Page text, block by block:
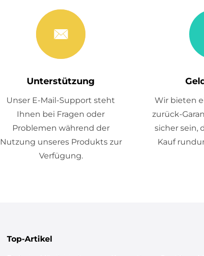
Unterstützung
Unser E-Mail-Support steht
Ihnen bei Fragen oder
Problemen während der
Nutzung unseres Produkts zur
Verfügung.
Wir bieten
zurück-
sicher sein,
Kauf
Top-Artikel